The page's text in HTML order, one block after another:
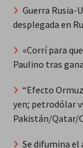
Guerra Rusia-
desplegada en
«Corrí para
Paulino tras
“Efecto
yen; petrodólar
Pakistán/Qatar/
Se difumina el